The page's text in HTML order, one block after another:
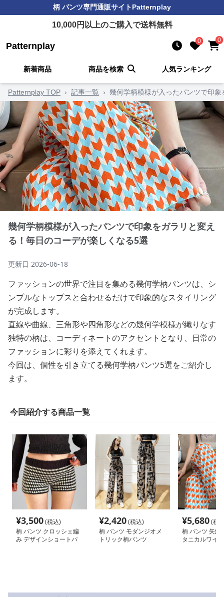
柄 パンツ専門通販サイトPatternplay
10,000円以上のご購入で送料無料
Patternplay 0 0
新着商品 商品を検索 人気ランキング
Patternplay TOP › 記事一覧 › 幾何学柄模様が入ったパンツで印
幾何学柄模様が入ったパンツで印象をガラリと変え
る！毎日のコーデが楽しくなる5選
更新日 2026-06-18
ファッションの世界で注目を集める幾何学柄パンツは、シ
ンプルなトップスと合わせるだけで印象的なスタイリング
が完成します。
直線や曲線、三角形や四角形などの幾何学模様が織りなす
独特の柄は、コーディネートのアクセントとなり、日常の
ファッションに彩りを添えてくれます。
今回は、個性を引き立てる幾何学柄パンツ5選をご紹介し
ます。
今回紹介する商品一覧
¥3,500(税込)
柄 パンツ クロッシェ編
み デザインショートパ
¥2,420(税込)
柄 パンツ モダンジオメ
トリック柄パンツ
¥5,680(税
柄 パンツ 矢絣
タニカルワイ